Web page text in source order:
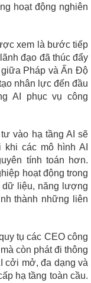
hoạt động nghiên
xem là bước tiếp
đạo đã thúc đẩy
Pháp và Ấn Độ
nhân lực đến đầu
AI phục vụ công
vào hạ tầng AI sẽ
các mô hình AI
tính toán hơn.
hoạt động trong
dữ liệu, năng lượng
thành những liên
tụ các CEO công
còn phát đi thông
cởi mở, đa dạng và
hạ tầng toàn cầu.